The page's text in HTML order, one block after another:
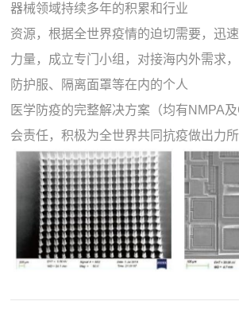
器械领域持续多年的积累和行业
资源，根据全世界疫情的迫切需要，迅
力量，成立专门小组，对接海内外需求
防护服、隔离面罩等在内的个人
医学防疫的完整解决方案（均有NMPA
会责任，积极为全世界共同抗疫做出力